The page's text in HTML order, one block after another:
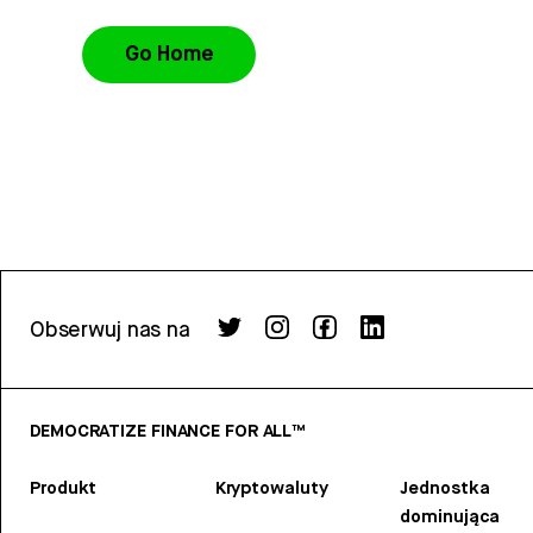
Go Home
Obserwuj nas na
DEMOCRATIZE FINANCE FOR ALL™
Produkt Kryptowaluty
Jednostka
dominująca